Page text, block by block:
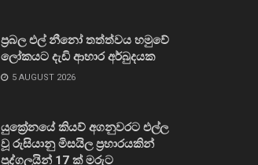
ප්‍රබල එල් නීනෝ තත්ත්වය හමුවේ
ලෝකයට දැඩි ආහාර අර්බුදයක
5 AUGUST 2026
යුක්‍රේනයේ කියව් අගනුවරට එල්ල
වූ රුසියානු මිසයිල ප්‍රහාරයකින්
පුද්ගලයින් 17 ක් මරුට